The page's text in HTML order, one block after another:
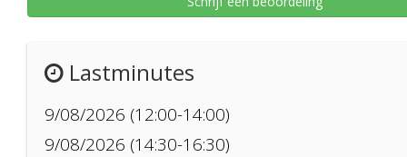
Lastminutes
9/08/2026 (12:00-14:00)
9/08/2026 (14:30-16:30)